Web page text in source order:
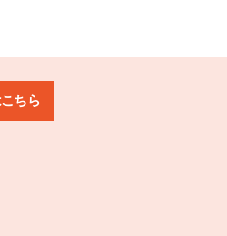
ちら